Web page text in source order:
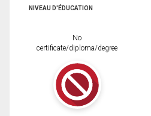
NIVEAU D'ÉDUCATION
No
certificate/diploma/degree